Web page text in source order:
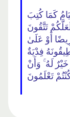
كَمَا كُتِبَ
تَتَّقُونَ
أَوْ عَلَىٰ
فِدْيَةٌ
لَهُ ۚ وَأَنْ
تَعْلَمُونَ